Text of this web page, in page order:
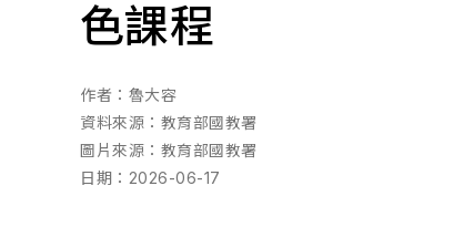
色課程
作者： 魯大容
資料來源： 教育部國教署
圖片來源： 教育部國教署
日期： 2026-06-17